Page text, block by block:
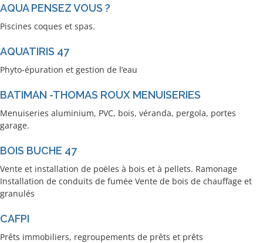
AQUA PENSEZ VOUS ?
Piscines coques et spas.
AQUATIRIS 47
Phyto-épuration et gestion de l’eau
BATIMAN -THOMAS ROUX MENUISERIES
Menuiseries aluminium, PVC, bois, véranda, pergola, portes
garage.
BOIS BUCHE 47
Vente et installation de poëles à bois et à pellets. Ramonage
Installation de conduits de fumée Vente de bois de chauffage et
granulés
CAFPI
Prêts immobiliers, regroupements de prêts et prêts